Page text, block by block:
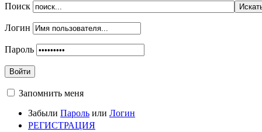
Поиск
Логин
Пароль
Войти
Запомнить меня
Забыли Пароль или Логин
РЕГИСТРАЦИЯ